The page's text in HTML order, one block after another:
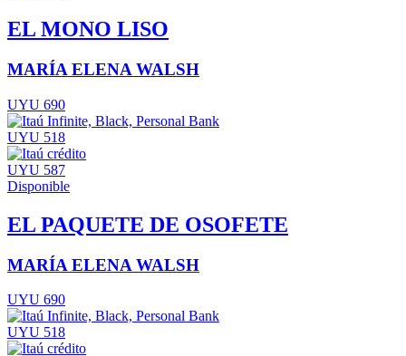
EL MONO LISO
MARÍA ELENA WALSH
UYU 690
UYU 518
UYU 587
Disponible
EL PAQUETE DE OSOFETE
MARÍA ELENA WALSH
UYU 690
UYU 518